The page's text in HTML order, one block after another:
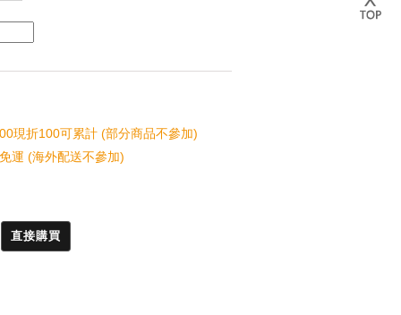
現折100可累計 (部分商品不參加)
運 (海外配送不參加)
直接購買